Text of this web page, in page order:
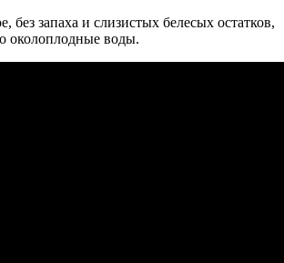
без запаха и слизистых белесых остатков,
околоплодные воды.